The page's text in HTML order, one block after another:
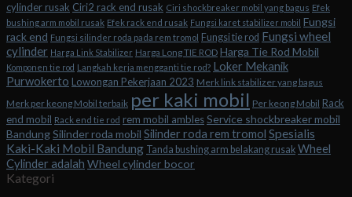
cylinder rusak Ciri2 rack end rusak Ciri shockbreaker mobil yang bagus Efek
bushing arm mobil rusak Efek rack end rusak Fungsi karet stabilizer mobil Fungsi
rack end Fungsi silinder roda pada rem tromol Fungsi tie rod Fungsi wheel
cylinder Harga Link Stabilizer Harga Long TIE ROD Harga Tie Rod Mobil
Komponen tie rod Langkah kerja mengganti tie rod? Loker Mekanik
Purwokerto Lowongan Pekerjaan 2023 Merk link stabilizer yang bagus
Merk per keong Mobil terbaik per kaki mobil Per keong Mobil Rack
end mobil Rack end tie rod rem mobil amblesService shockbreaker mobil
BandungSilinder roda mobil Silinder roda rem tromol Spesialis
Kaki-Kaki Mobil Bandung Tanda bushing arm belakang rusak Wheel
Cylinder adalah Wheel cylinder bocor
Kategori